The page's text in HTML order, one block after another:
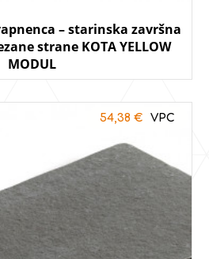
– starinska završna
strane KOTA YELLOW
MODUL
54,38 €